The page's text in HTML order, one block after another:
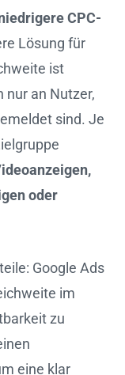
CPC-
Lösung für
ist
nur an Nutzer,
sind. Je
oder
Google Ads
im
zu
eine klar